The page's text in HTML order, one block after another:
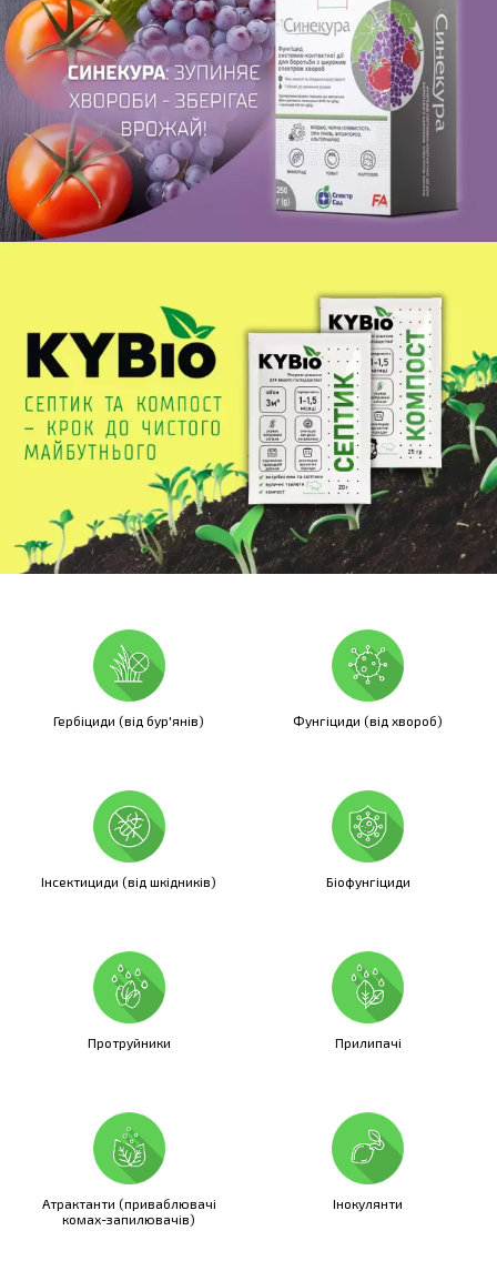
Гербіциди (від бур′янів) Фунгіциди (від хвороб)
Інсектициди (від шкідників) Біофунгіциди
Протруйники Прилипачі
Атрактанти (приваблювачі
комах-запилювачів)
Інокулянти